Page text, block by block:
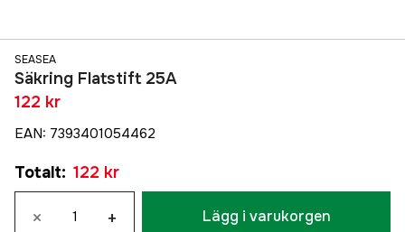
SEASEA
Säkring Flatstift 25A
122 kr
EAN: 7393401054462
Totalt: 122 kr
× + Lägg i varukorgen